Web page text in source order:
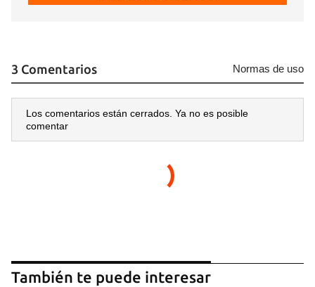
3 Comentarios Normas de uso
Los comentarios están cerrados. Ya no es posible
comentar
También te puede interesar